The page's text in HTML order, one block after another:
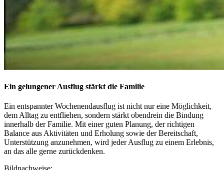
Ein gelungener Ausflug stärkt die Familie
Ein entspannter Wochenendausflug ist nicht nur eine Möglichkeit,
dem Alltag zu entfliehen, sondern stärkt obendrein die Bindung
innerhalb der Familie. Mit einer guten Planung, der richtigen
Balance aus Aktivitäten und Erholung sowie der Bereitschaft,
Unterstützung anzunehmen, wird jeder Ausflug zu einem Erlebnis,
an das alle gerne zurückdenken.